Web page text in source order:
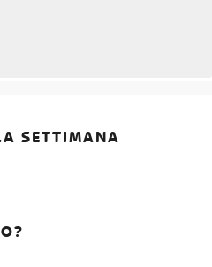
SETTIMANA